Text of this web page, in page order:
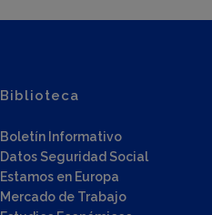
Biblioteca
Boletín Informativo
Datos Seguridad Social
Estamos en Europa
Mercado de Trabajo